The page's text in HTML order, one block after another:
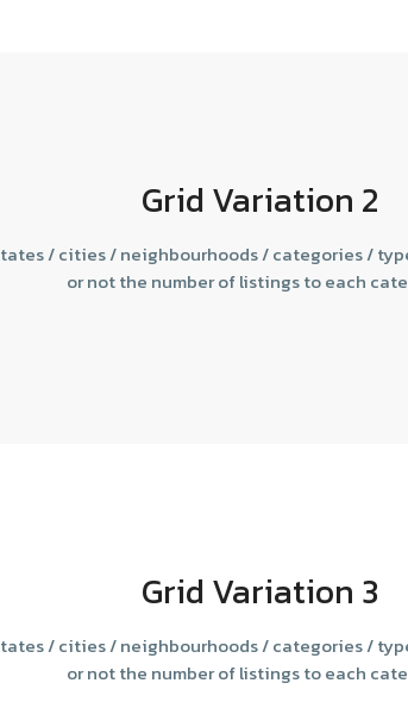
Grid Variation 2
/ cities / neighbourhoods / categories /
or not the number of listings to each
Grid Variation 3
/ cities / neighbourhoods / categories /
or not the number of listings to each